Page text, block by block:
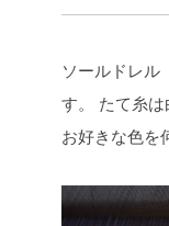
ソールドレル
す。
たて糸は
お好きな色を